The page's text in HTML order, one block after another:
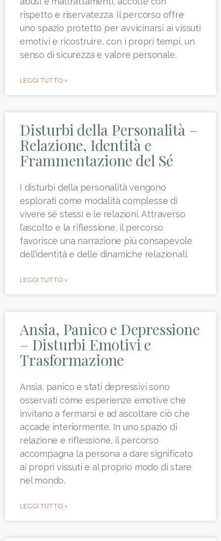
rispetto e riservatezza. Il percorso offre
uno spazio protetto per avvicinarsi ai vissuti
emotivi e ricostruire, con i propri tempi, un
senso di sicurezza e valore personale.
LEGGI TUTTO »
Disturbi della Personalità –
Relazione, Identità e
Frammentazione del Sé
I disturbi della personalità vengono
esplorati come modalità complesse di
vivere sé stessi e le relazioni. Attraverso
l’ascolto e la riflessione, il percorso
favorisce una narrazione più consapevole
dell’identità e delle dinamiche relazionali.
LEGGI TUTTO »
Ansia, Panico e Depressione
– Disturbi Emotivi e
Trasformazione
Ansia, panico e stati depressivi sono
osservati come esperienze emotive che
invitano a fermarsi e ad ascoltare ciò che
accade interiormente. In uno spazio di
relazione e riflessione, il percorso
accompagna la persona a dare significato
ai propri vissuti e al proprio modo di stare
nel mondo.
LEGGI TUTTO »